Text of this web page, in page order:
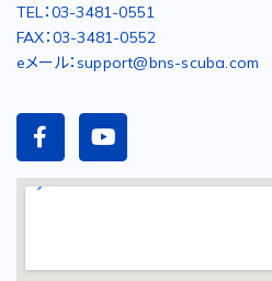
TEL：03-3481-0551
FAX：03-3481-0552
eメール：support@bns-scuba.com